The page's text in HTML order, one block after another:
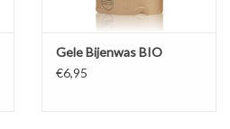
Gele Bijenwas BIO
€6,95